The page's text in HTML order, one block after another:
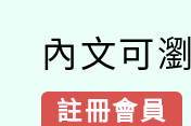
內文可
註冊會員